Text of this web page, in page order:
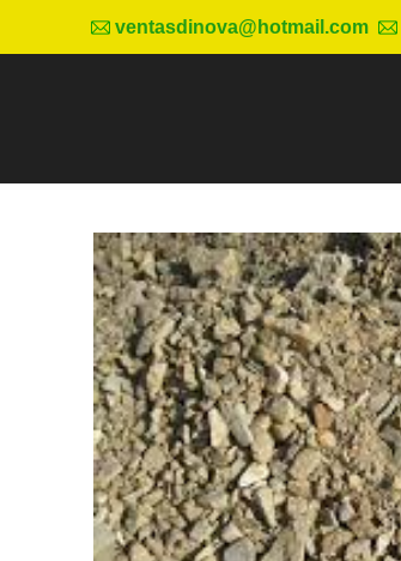
ventasdinova@hotmail.com